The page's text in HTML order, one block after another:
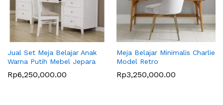
Jual Set Meja Belajar Anak
Warna Putih Mebel Jepara
Rp6,250,000.00
Meja Belajar Minimalis Charlie
Model Retro
Rp3,250,000.00